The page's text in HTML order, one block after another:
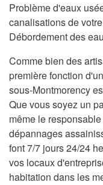
Problème d'eaux
canalisations de
Débordement des
Comme bien des
première fonction
sous-Montmorency
Que vous soyez un
même le
dépannages
font 7/7 jours 24/24
vos locaux
habitation dans les